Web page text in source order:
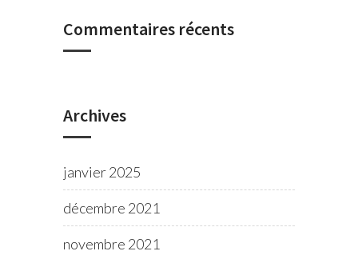
Commentaires récents
Archives
janvier 2025
décembre 2021
novembre 2021